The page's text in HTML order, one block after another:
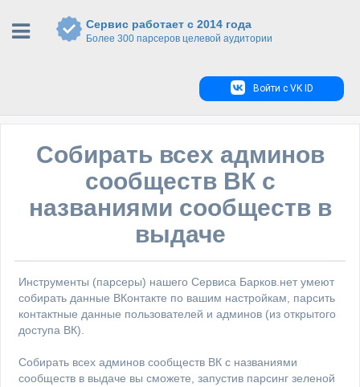
Сервис работает с 2014 года
Более 300 парсеров целевой аудитории
Войти с VK ID
Собирать всех админов
сообществ ВК с
названиями сообществ в
выдаче
Инструменты (парсеры) нашего Сервиса Барков.нет умеют
собирать данные ВКонтакте по вашим настройкам, парсить
контактные данные пользователей и админов (из открытого
доступа ВК).
Собирать всех админов сообществ ВК с названиями
сообществ в выдаче вы сможете, запустив парсинг зеленой